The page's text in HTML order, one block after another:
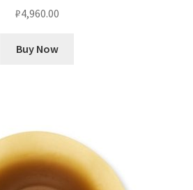
₽4,960.00
Buy Now